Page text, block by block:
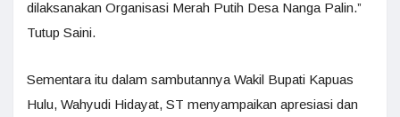
dilaksanakan Organisasi Merah Putih Desa Nanga Palin.”
Tutup Saini.
Sementara itu dalam sambutannya Wakil Bupati Kapuas
Hulu, Wahyudi Hidayat, ST menyampaikan apresiasi dan